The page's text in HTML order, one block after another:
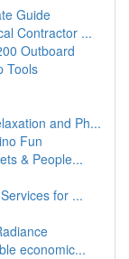
Guide
Contractor ...
Outboard
Tools
and Ph...
Fun
& People...
for ...
economic...